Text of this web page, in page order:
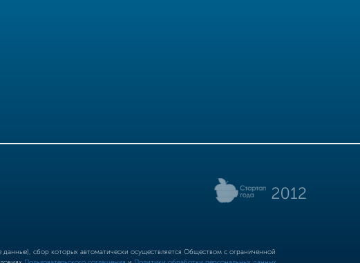
данные), сбор которых автоматически осуществляется Обществом с ограниченной